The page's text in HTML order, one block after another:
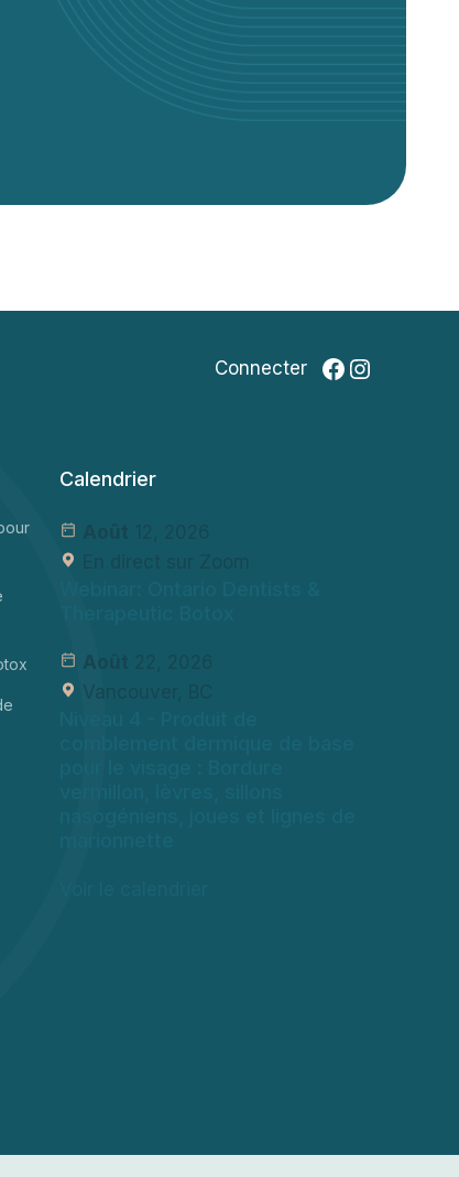
Connecter Facebook
Calendrier
Août
Vancouver, BC